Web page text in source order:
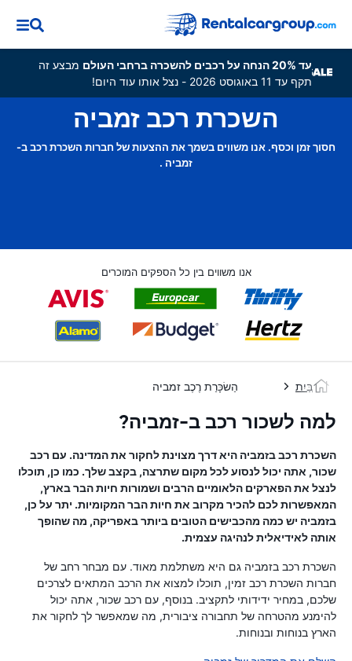
עד 20% הנחה על רכבים להשכרה ברחבי העולם
מבצע זה
תקף עד 11 באוגוסט 2026 - נצל אותו עוד היום!
השכרת רכב זמביה
חסוך זמן וכסף. אנו משווים בשמך את ההצעות של חברות השכרת רכב ב-
זמביה .
אנו משווים בין כל הספקים המוכרים
בַּיִת הַשׂכָּרַת רֶכֶב זמביה
למה לשכור רכב ב-זמביה?
השכרת רכב בזמביה היא דרך מצוינת לחקור את המדינה. עם רכב
שכור, אתה יכול לנסוע לכל מקום שתרצה, בקצב שלך. כמו כן, תוכלו
לנצל את הפארקים הלאומיים הרבים ושמורות חיות הבר בארץ,
המאפשרות לכם להכיר מקרוב את חיות הבר המקומיות. יתר על כן,
בזמביה יש כמה מהכבישים הטובים ביותר באפריקה, מה שהופך
אותה לאידיאלית לנהיגה עצמית.
השכרת רכב בזמביה גם היא משתלמת מאוד. עם מבחר רחב של
חברות השכרת רכב זמין, תוכלו למצוא את הרכב המתאים לצרכים
שלכם, במחיר ידידותי לתקציב. בנוסף, עם רכב שכור, אתה יכול
להימנע מהטרחה של תחבורה ציבורית, מה שמאפשר לך לחקור את
הארץ בנוחות ובנוחות.